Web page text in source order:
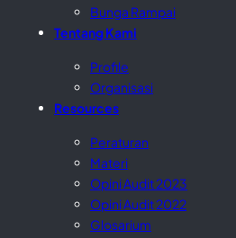
Bunga Rampai
Tentang Kami
Profile
Organisasi
Resources
Peraturan
Materi
Opini Audit 2023
Opini Audit 2022
Glosarium